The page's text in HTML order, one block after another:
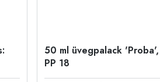
50 ml üvegpalack 'Proba',
PP 18